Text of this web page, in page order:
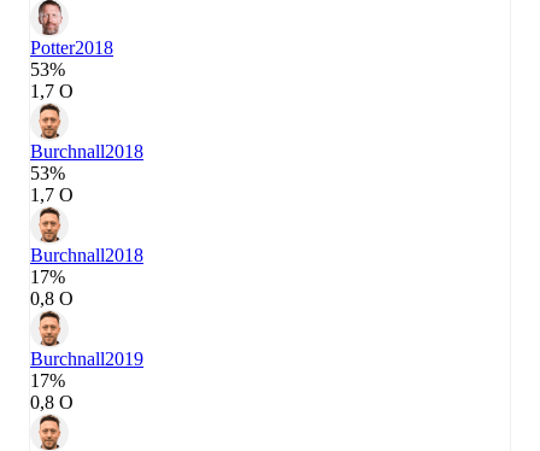
Potter2018
53%
1,7 О
Burchnall2018
53%
1,7 О
Burchnall2018
17%
0,8 О
Burchnall2019
17%
0,8 О